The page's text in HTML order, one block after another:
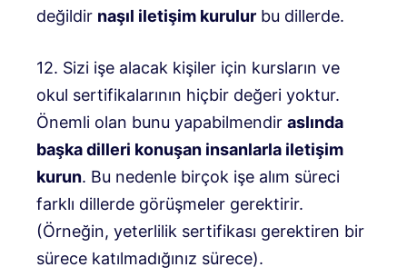
değildir naşıl iletişim kurulur bu dillerde.
12. Sizi işe alacak kişiler için kursların ve
okul sertifikalarının hiçbir değeri yoktur.
Önemli olan bunu yapabilmendir aslında
başka dilleri konuşan insanlarla iletişim
kurun. Bu nedenle birçok işe alım süreci
farklı dillerde görüşmeler gerektirir.
(Örneğin, yeterlilik sertifikası gerektiren bir
sürece katılmadığınız sürece).